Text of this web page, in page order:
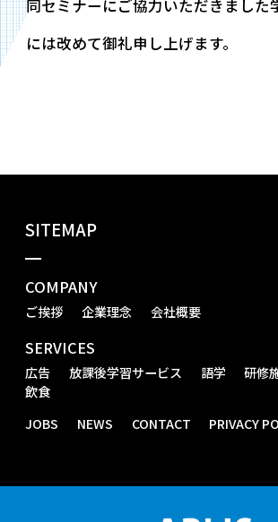
同セミナーにご協力いただきました
には改めて御礼申し上げます。
SITEMAP
COMPANY
ご挨拶 企業理念 会社概要
SERVICES
広告 放課後学習サービス 語学
研修
飲食
JOBS
NEWS CONTACT PRIVACY